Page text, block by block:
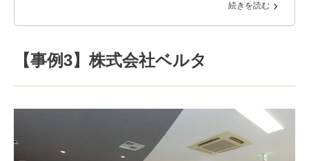
続きを読む
【事例3】株式会社ベルタ